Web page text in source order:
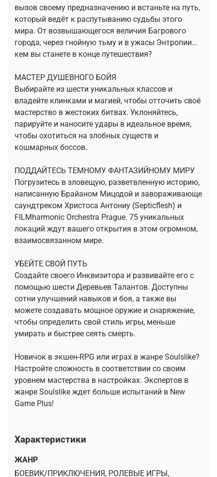
вызов своему предназначению и встаньте на путь,
который ведёт к распутыванию судьбы этого
мира. От возвышающегося величия Багрового
города, через гнойную тьму и в ужасы Энтропии...
кем вы станете в конце путешествия?
МАСТЕР ДУШЕВНОГО БОЙЯ
Выбирайте из шести уникальных классов и
владейте клинками и магией, чтобы отточить своё
мастерство в жестоких битвах. Уклоняйтесь,
парируйте и наносите удары в идеальное время,
чтобы охотиться на злобных существ и
кошмарных боссов.
ПОДДАЙТЕСЬ ТЕМНОМУ ФАНТАЗИЙНОМУ МИРУ
Погрузитесь в зловещую, разветвленную историю,
написанную Брайаном Мицодой и завораживающе
саундтреком Христоса Антониу (Septicflesh) и
FILMharmonic Orchestra Prague. 75 уникальных
локаций ждут вашего открытия в этом огромном,
взаимосвязанном мире.
УБЕЙТЕ СВОЙ ПУТЬ
Создайте своего Инквизитора и развивайте его с
помощью шести Деревьев Талантов. Доступны
сотни улучшений навыков и боя, а также вы
можете создавать мощное оружие и снаряжение,
чтобы определить свой стиль игры, меньше
умирать и быстрее сеять смерть.
Новичок в экшен-RPG или играх в жанре Soulslike?
Настройте сложность в соответствии со своим
уровнем мастерства в настройках. Экспертов в
жанре Soulslike ждет больше испытаний в New
Game Plus!
Характеристики
ЖАНР
БОЕВИК/ПРИКЛЮЧЕНИЯ, РОЛЕВЫЕ ИГРЫ,